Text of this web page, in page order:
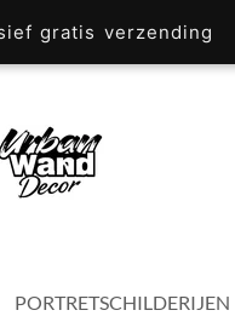
gratis verzending
PORTRETSCHILDERIJEN